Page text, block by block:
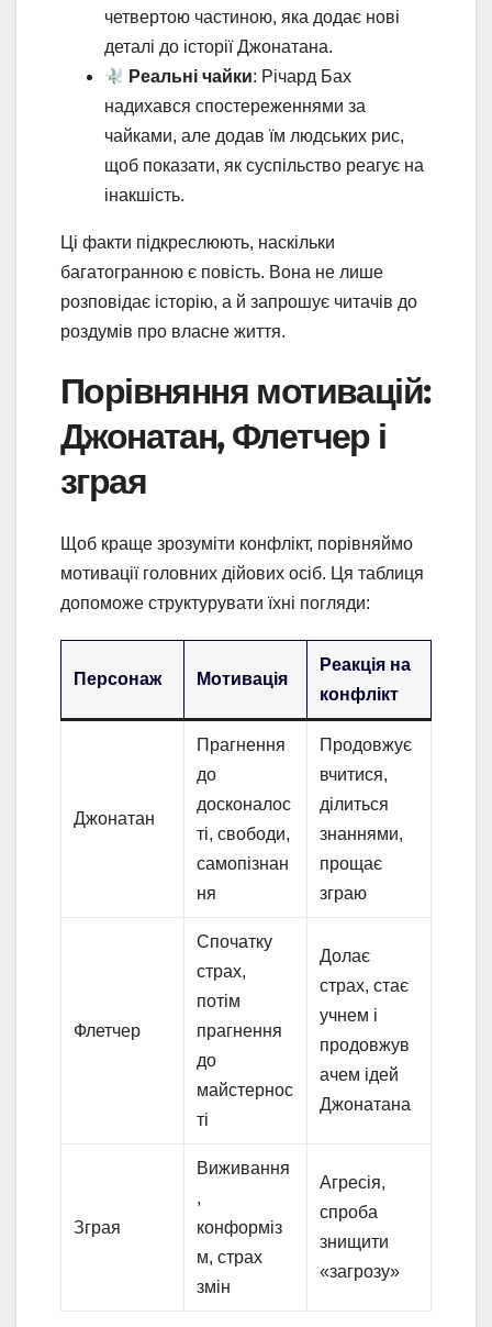
четвертою частиною, яка додає нові
деталі до історії Джонатана.
Реальні чайки: Річард Бах
надихався спостереженнями за
чайками, але додав їм людських рис,
щоб показати, як суспільство реагує на
інакшість.
Ці факти підкреслюють, наскільки
багатогранною є повість. Вона не лише
розповідає історію, а й запрошує читачів до
роздумів про власне життя.
Порівняння мотивацій:
Джонатан, Флетчер і
зграя
Щоб краще зрозуміти конфлікт, порівняймо
мотивації головних дійових осіб. Ця таблиця
допоможе структурувати їхні погляди:
Персонаж Мотивація
Реакція на
конфлікт
Джонатан
Прагнення
до
досконалос
ті, свободи,
самопізнан
ня
Продовжує
вчитися,
ділиться
знаннями,
прощає
зграю
Флетчер
Спочатку
страх,
потім
прагнення
до
майстернос
ті
Долає
страх, стає
учнем і
продовжув
ачем ідей
Джонатана
Зграя
Виживання
,
конформіз
м, страх
змін
Агресія,
спроба
знищити
«загрозу»